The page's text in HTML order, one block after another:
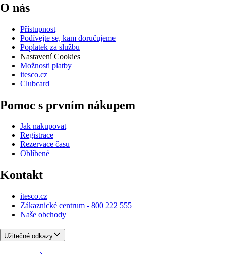
O nás
Přístupnost
Podívejte se, kam doručujeme
Poplatek za službu
Nastavení Cookies
Možnosti platby
itesco.cz
Clubcard
Pomoc s prvním nákupem
Jak nakupovat
Registrace
Rezervace času
Oblíbené
Kontakt
itesco.cz
Zákaznické centrum - 800 222 555
Naše obchody
Užitečné odkazy